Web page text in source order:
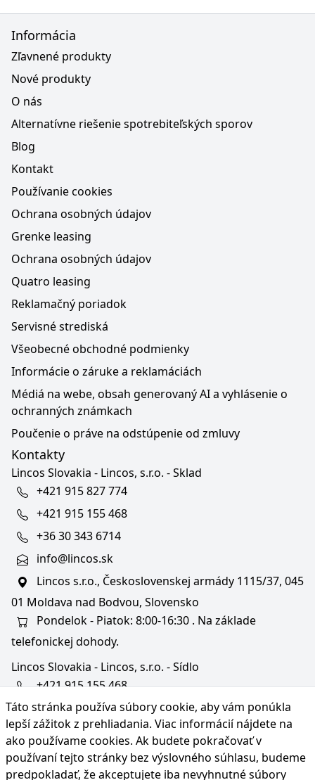
Táto stránka používa súbory cookie, aby vám ponúkla
lepší zážitok z prehliadania. Viac informácií nájdete na
ako používame cookies. Ak budete pokračovať v
používaní tejto stránky bez výslovného súhlasu, budeme
predpokladať, že akceptujete iba nevyhnutné súbory
Informácia
Zľavnené produkty
Nové produkty
O nás
Alternatívne riešenie spotrebiteľských sporov
Blog
Kontakt
Používanie cookies
Ochrana osobných údajov
Grenke leasing
Ochrana osobných údajov
Quatro leasing
Reklamačný poriadok
Servisné strediská
Všeobecné obchodné podmienky
Informácie o záruke a reklamáciách
Médiá na webe, obsah generovaný AI a vyhlásenie o
ochranných známkach
Poučenie o práve na odstúpenie od zmluvy
Kontakty
Lincos Slovakia - Lincos, s.r.o. - Sklad
+421 915 827 774
+421 915 155 468
+36 30 343 6714
info@lincos.sk
Lincos s.r.o., Československej armády 1115/37, 045
01 Moldava nad Bodvou, Slovensko
Pondelok - Piatok: 8:00-16:30 . Na základe
telefonickej dohody.
Lincos Slovakia - Lincos, s.r.o. - Sídlo
+421 915 155 468
+36/30 343 6714
bratislava@lincos.sk
Lincos s.r.o., Rustaveliho 4, 831 06 Bratislava - m. č.
Rača, Slovensko